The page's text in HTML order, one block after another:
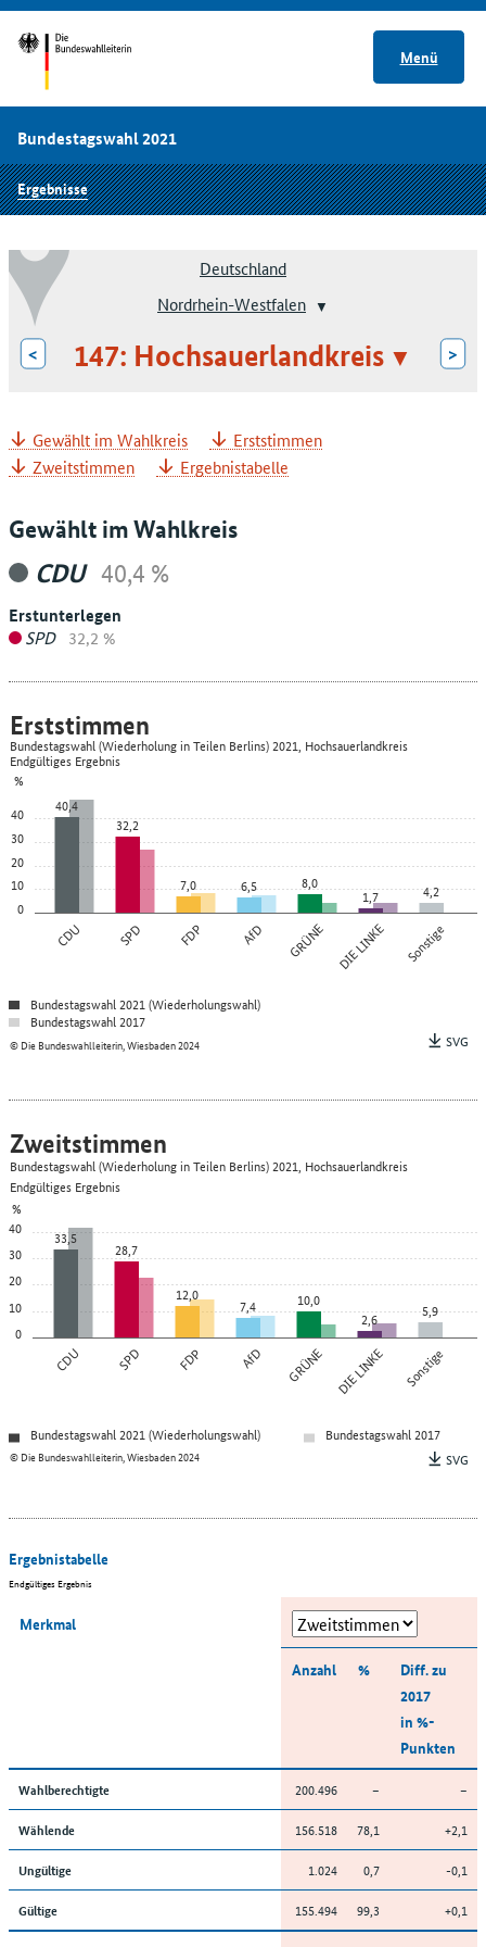
Menü
Bundestagswahl 2021
Ergebnisse
Deutschland
Nordrhein-Westfalen
< 147: Hochsauerlandkreis >
Gewählt im Wahlkreis
Erststimmen
Zweitstimmen
Ergebnistabelle
Gewählt im Wahlkreis
CDU 40,4 %
Erstunterlegen
SPD 32,2 %
0
10
20
30
40
%
CDU SPD FDP AfD GRÜNE DIE LINKE Sonstige
40,4
32,2
7,0 6,5 8,0
1,7 4,2
© Die Bundeswahlleiterin, Wiesbaden 2024
Erststimmen
Bundestagswahl (Wiederholung in Teilen Berlins) 2021, Hochsauerlandkreis
Endgültiges Ergebnis
Bundestagswahl 2021 (Wiederholungswahl)
Bundestagswahl 2017
SVG
0
10
20
30
40
%
CDU SPD FDP AfD GRÜNE DIE LINKE Sonstige
33,5
28,7
12,0
7,4
10,0
2,6
5,9
© Die Bundeswahlleiterin, Wiesbaden 2024
Zweitstimmen
Bundestagswahl (Wiederholung in Teilen Berlins) 2021, Hochsauerlandkreis
Endgültiges Ergebnis
Bundestagswahl 2021 (Wiederholungswahl)
Bundestagswahl 2017
SVG
Ergebnistabelle
Endgültiges Ergebnis
Merkmal
Anzahl %
Diff. zu
2017
in %-
Punkten
Wahlberechtigte 200.496 – –
Wählende 156.518 78,1 +2,1
Ungültige 1.024 0,7 -0,1
Gültige 155.494 99,3 +0,1